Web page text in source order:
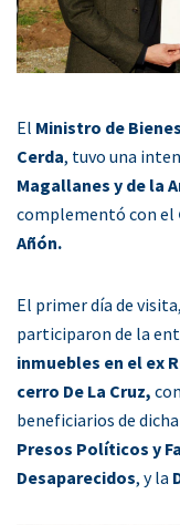
El Ministro de
Cerda, tuvo una
Magallanes y de la
complementó con el
Añón.
El primer día de
participaron de la
inmuebles en el ex
cerro De La Cruz,
beneficiarios de
Presos Políticos y
Desaparecidos, y la